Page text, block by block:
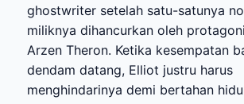
ghostwriter setelah satu-satunya
miliknya dihancurkan oleh
Arzen Theron. Ketika kesempatan
dendam datang, Elliot justru harus
menghindarinya demi bertahan